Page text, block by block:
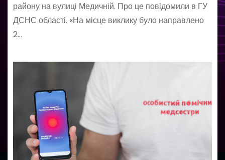
району на вулиці Медичній. Про це повідомили в ГУ
ДСНС області. «На місце виклику було направлено
2…